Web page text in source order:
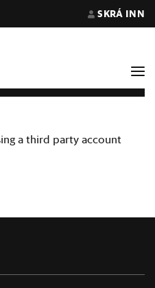
SKRÁ INN
a third party account